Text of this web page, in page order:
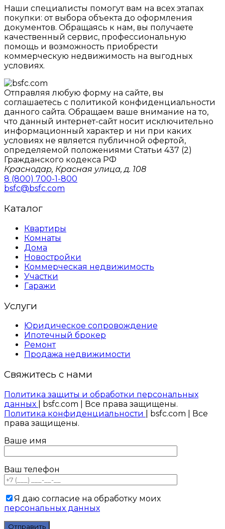
Наши специалисты помогут вам на всех этапах
покупки: от выбора объекта до оформления
документов. Обращаясь к нам, вы получаете
качественный сервис, профессиональную
помощь и возможность приобрести
коммерческую недвижимость на выгодных
условиях.
Отправляя любую форму на сайте, вы
соглашаетесь с политикой конфиденциальности
данного сайтa. Обращаем ваше внимание на то,
что данный интернет-сайт носит исключительно
информационный характер и ни при каких
условиях не является публичной офертой,
определяемой положениями Статьи 437 (2)
Гражданского кодекса РФ
Краснодар, Красная улица, д. 108
8 (800) 700-1-800
bsfc@bsfc.com
Каталог
Квартиры
Комнаты
Дома
Новостройки
Коммерческая недвижимость
Участки
Гаражи
Услуги
Юридическое сопровождение
Ипотечный брокер
Ремонт
Продажа недвижимости
Свяжитесь с нами
Политика защиты и обработки персональных
данных
| bsfc.com | Все права защищены.
Политика конфиденциальности
| bsfc.com | Все
права защищены.
Ваше имя
Ваш телефон
Я даю согласие на обработку моих
персональных данных